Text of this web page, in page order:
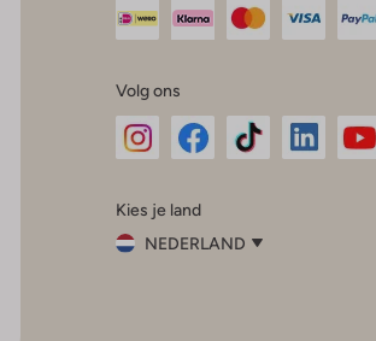
Volg ons
InstagramFacebook
Kies je land
NEDERLAND